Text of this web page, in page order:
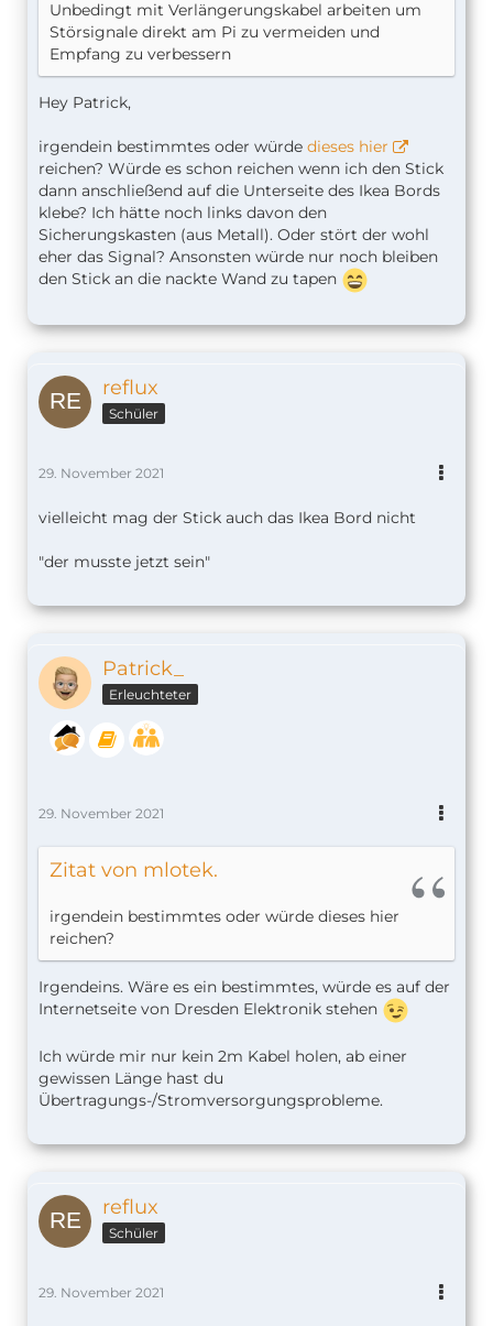
Unbedingt mit Verlängerungskabel arbeiten um
Störsignale direkt am Pi zu vermeiden und
Empfang zu verbessern
Hey Patrick,
irgendein bestimmtes oder würde dieses hier
reichen? Würde es schon reichen wenn ich den Stick
dann anschließend auf die Unterseite des Ikea Bords
klebe? Ich hätte noch links davon den
Sicherungskasten (aus Metall). Oder stört der wohl
eher das Signal? Ansonsten würde nur noch bleiben
den Stick an die nackte Wand zu tapen
reflux
Schüler
29. November 2021
vielleicht mag der Stick auch das Ikea Bord nicht
"der musste jetzt sein"
Patrick_
Erleuchteter
29. November 2021
Zitat von mlotek.
irgendein bestimmtes oder würde dieses hier
reichen?
Irgendeins. Wäre es ein bestimmtes, würde es auf der
Internetseite von Dresden Elektronik stehen
Ich würde mir nur kein 2m Kabel holen, ab einer
gewissen Länge hast du
Übertragungs-/Stromversorgungsprobleme.
reflux
Schüler
29. November 2021